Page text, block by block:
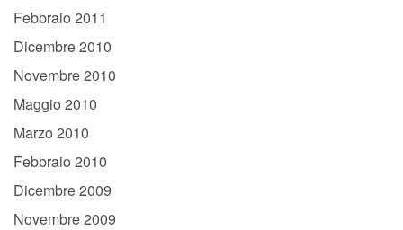
Febbraio 2011
Dicembre 2010
Novembre 2010
Maggio 2010
Marzo 2010
Febbraio 2010
Dicembre 2009
Novembre 2009